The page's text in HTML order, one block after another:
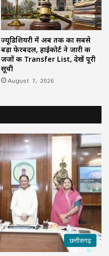
ज्यूडिशियरी में अब तक का सबसे
बड़ा फेरबदल, हाईकोर्ट ने जारी की
जजों की Transfer List, देखें पूरी
सूची
August 7, 2026
छत्तीसगढ़